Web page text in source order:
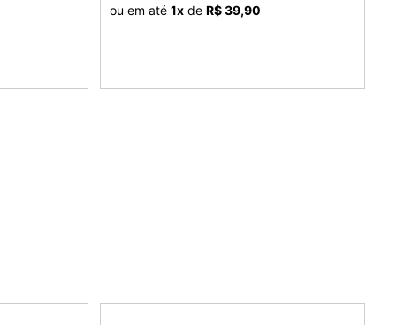
ou em até1x deR$ 39,90